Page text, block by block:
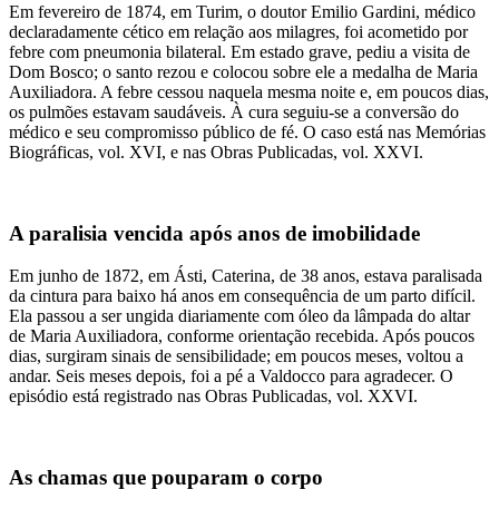
Em fevereiro de 1874, em Turim, o doutor Emilio Gardini, médico
declaradamente cético em relação aos milagres, foi acometido por
febre com pneumonia bilateral. Em estado grave, pediu a visita de
Dom Bosco; o santo rezou e colocou sobre ele a medalha de Maria
Auxiliadora. A febre cessou naquela mesma noite e, em poucos dias,
os pulmões estavam saudáveis. À cura seguiu-se a conversão do
médico e seu compromisso público de fé. O caso está nas Memórias
Biográficas, vol. XVI, e nas Obras Publicadas, vol. XXVI.
A paralisia vencida após anos de imobilidade
Em junho de 1872, em Ásti, Caterina, de 38 anos, estava paralisada
da cintura para baixo há anos em consequência de um parto difícil.
Ela passou a ser ungida diariamente com óleo da lâmpada do altar
de Maria Auxiliadora, conforme orientação recebida. Após poucos
dias, surgiram sinais de sensibilidade; em poucos meses, voltou a
andar. Seis meses depois, foi a pé a Valdocco para agradecer. O
episódio está registrado nas Obras Publicadas, vol. XXVI.
As chamas que pouparam o corpo